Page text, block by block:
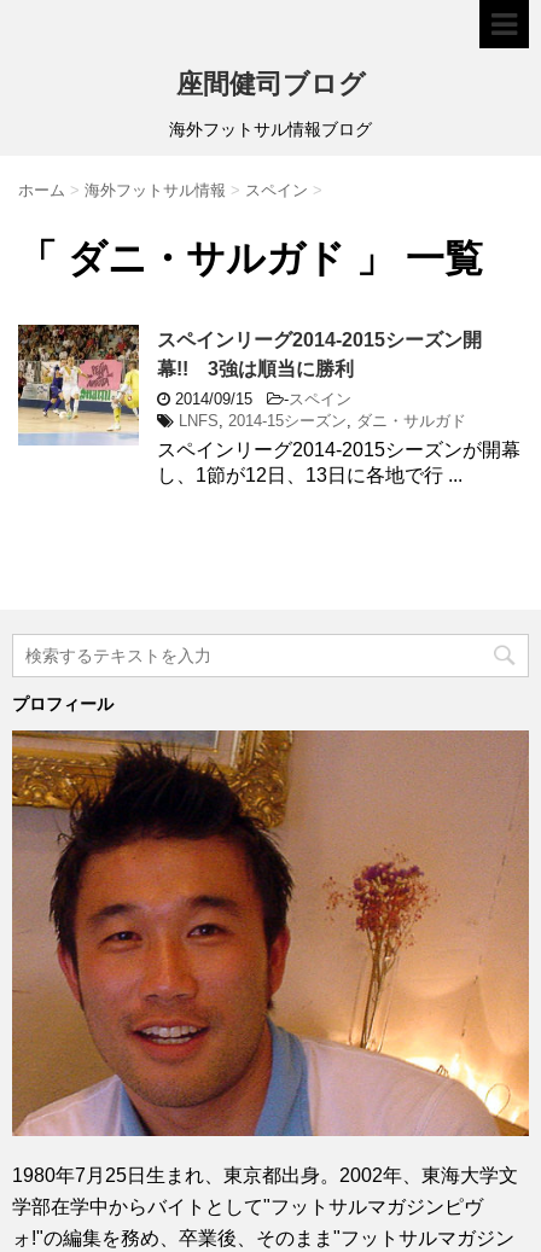
座間健司ブログ
海外フットサル情報ブログ
ホーム > 海外フットサル情報 > スペイン >
「 ダニ・サルガド 」 一覧
スペインリーグ2014-2015シーズン開
幕!! 3強は順当に勝利
2014/09/15 -スペイン
LNFS
2014-15シーズン ダニ・サルガド
スペインリーグ2014-2015シーズンが開幕
し、1節が12日、13日に各地で行 ...
プロフィール
1980年7月25日生まれ、東京都出身。2002年、東海大学文
学部在学中からバイトとして"フットサルマガジンピヴ
ォ!"の編集を務め、卒業後、そのまま"フットサルマガジン